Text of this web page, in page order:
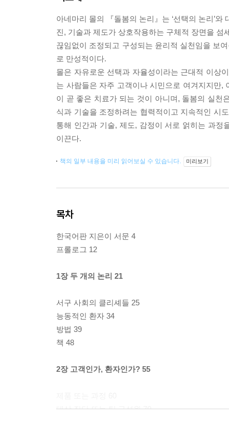
아네마리 몰의 『돌봄의 논리』는 ‘선택의 논리’
진, 기술과 제도가 상호작용하는 구체적 장면을
끊임없이 조정되고 구성되는 윤리적 실천임을 보
로 만성적이다.
몰은 자유로운 선택과 자율성이라는 근대적 이상
는 사람들은 자주 고객이나 시민으로 여겨지지만
이 곧 좋은 치료가 되는 것이 아니며, 돌봄의 실천
식과 기술을 조정하려는 협력적이고 지속적인 시
통해 인간과 기술, 제도, 감정이 서로 얽히는 과
이끈다.
책의 일부 내용을 미리 읽어보실 수 있습니다. 미리보기
목차
한국어판 지은이 서문 4
프롤로그 12
1장 두 개의 논리 21
서구 사회의 클리셰들 25
능동적인 환자 34
방법 39
책 48
2장 고객인가, 환자인가? 55
대상 집단 또는 팀 구성원 70